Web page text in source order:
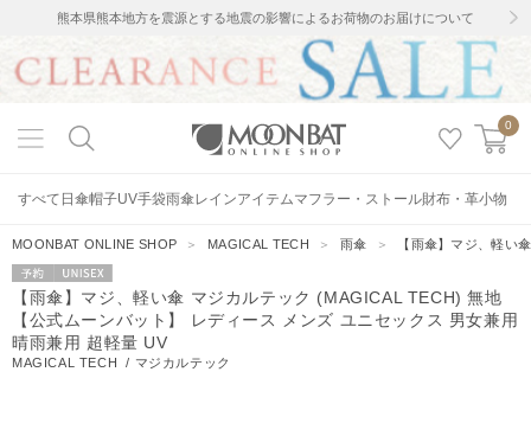
熊本県熊本地方を震源とする地震の影響によるお荷物のお届けについて
0
すべて 日傘帽子UV手袋雨傘レインアイテムマフラー・ストール財布・革小物
MOONBAT ONLINE SHOP ＞ MAGICAL TECH ＞ 雨傘 ＞ 【雨傘】マジ、軽い
予約 UNISEX
【雨傘】マジ、軽い傘 マジカルテック (MAGICAL TECH) 無地
【公式ムーンバット】 レディース メンズ ユニセックス 男女兼用
晴雨兼用 超軽量 UV
MAGICAL TECH / マジカルテック